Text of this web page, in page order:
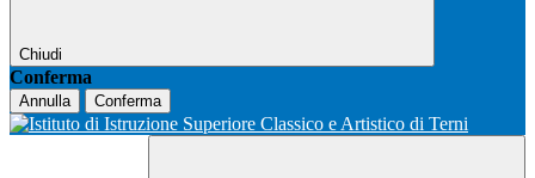
Chiudi
Conferma
Annulla Conferma